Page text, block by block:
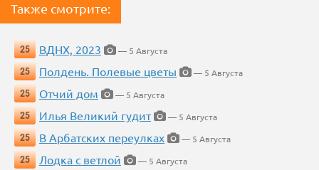
Также смотрите:
25 ВДНХ, 2023
— 5 Августа
25
Полдень. Полевые цветы
— 5 Августа
25
Отчий дом
— 5 Августа
25
Илья Великий гудит
— 5 Августа
25
В Арбатских переулках
— 5 Августа
25
Лодка с ветлой
— 5 Августа